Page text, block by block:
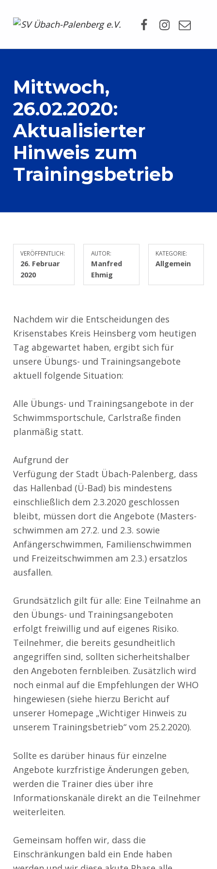
Mittwoch,
26.02.2020:
Aktualisierter
Hinweis zum
Trainingsbetrieb
VERÖFFENTLICH:
26. Februar
2020
AUTOR:
Manfred
Ehmig
KATEGORIE:
Allgemein
Nachdem wir die Entscheidungen des
Krisenstabes Kreis Heinsberg vom heutigen
Tag abgewartet haben, ergibt sich für
unsere Übungs- und Trainingsangebote
aktuell folgende Situation:
Alle Übungs- und Trainingsangebote in der
Schwimmsportschule, Carlstraße finden
planmäßig statt.
Aufgrund der
Verfügung der Stadt Übach-Palenberg, dass
das Hallenbad (Ü-Bad) bis mindestens
einschließlich dem 2.3.2020 geschlossen
bleibt, müssen dort die Angebote (Masters-
schwimmen am 27.2. und 2.3. sowie
Anfängerschwimmen, Familienschwimmen
und Freizeitschwimmen am 2.3.) ersatzlos
ausfallen.
Grundsätzlich gilt für alle: Eine Teilnahme an
den Übungs- und Trainingsangeboten
erfolgt freiwillig und auf eigenes Risiko.
Teilnehmer, die bereits gesundheitlich
angegriffen sind, sollten sicherheitshalber
den Angeboten fernbleiben. Zusätzlich wird
noch einmal auf die Empfehlungen der WHO
hingewiesen (siehe hierzu Bericht auf
unserer Homepage „Wichtiger Hinweis zu
unserem Trainingsbetrieb“ vom 25.2.2020).
Sollte es darüber hinaus für einzelne
Angebote kurzfristige Änderungen geben,
werden die Trainer dies über ihre
Informationskanäle direkt an die Teilnehmer
weiterleiten.
Gemeinsam hoffen wir, dass die
Einschränkungen bald ein Ende haben